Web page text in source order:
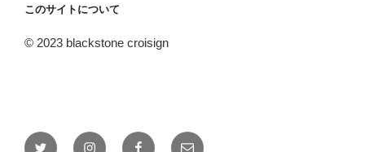
このサイトについて
© 2023 blackstone croisign
Twitter InstagramFacebook
メ